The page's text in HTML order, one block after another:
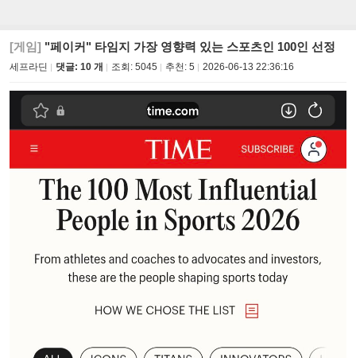
[게임] "페이커" 타임지 가장 영향력 있는 스포츠인 100인 선정
세프라딘 댓글: 10 개 조회: 5045 추천: 5 2026-06-13 22:36:16